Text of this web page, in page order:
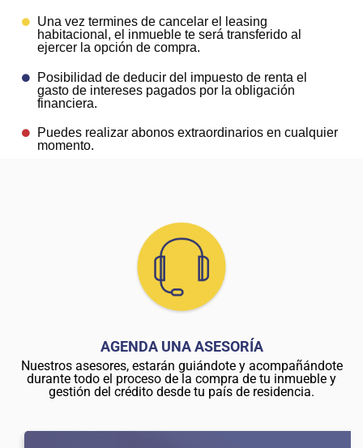
Una vez termines de cancelar el leasing
habitacional, el inmueble te será transferido al
ejercer la opción de compra.
Posibilidad de deducir del impuesto de renta el
gasto de intereses pagados por la obligación
financiera.
Puedes realizar abonos extraordinarios en cualquier
momento.
AGENDA UNA ASESORÍA
Nuestros asesores, estarán guiándote y acompañándote
durante todo el proceso de la compra de tu inmueble y
gestión del crédito desde tu país de residencia.